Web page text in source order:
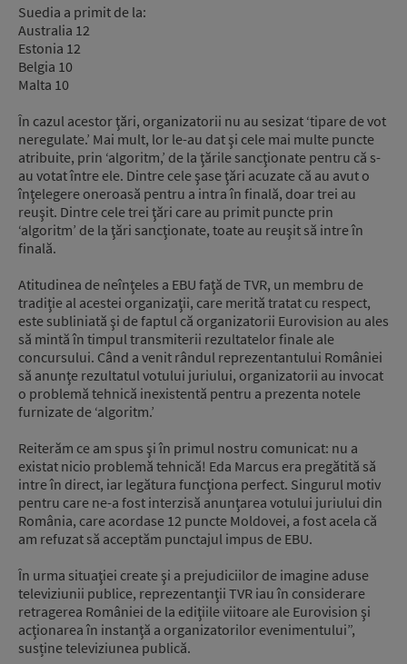
Suedia a primit de la:
Australia 12
Estonia 12
Belgia 10
Malta 10
În cazul acestor ţări, organizatorii nu au sesizat ‘tipare de vot
neregulate.’ Mai mult, lor le-au dat şi cele mai multe puncte
atribuite, prin ‘algoritm,’ de la ţările sancţionate pentru că s-
au votat între ele. Dintre cele şase ţări acuzate că au avut o
înţelegere oneroasă pentru a intra în finală, doar trei au
reuşit. Dintre cele trei ţări care au primit puncte prin
‘algoritm’ de la ţări sancţionate, toate au reuşit să intre în
finală.
Atitudinea de neînţeles a EBU faţă de TVR, un membru de
tradiţie al acestei organizaţii, care merită tratat cu respect,
este subliniată şi de faptul că organizatorii Eurovision au ales
să mintă în timpul transmiterii rezultatelor finale ale
concursului. Când a venit rândul reprezentantului României
să anunţe rezultatul votului juriului, organizatorii au invocat
o problemă tehnică inexistentă pentru a prezenta notele
furnizate de ‘algoritm.’
Reiterăm ce am spus şi în primul nostru comunicat: nu a
existat nicio problemă tehnică! Eda Marcus era pregătită să
intre în direct, iar legătura funcţiona perfect. Singurul motiv
pentru care ne-a fost interzisă anunţarea votului juriului din
România, care acordase 12 puncte Moldovei, a fost acela că
am refuzat să acceptăm punctajul impus de EBU.
În urma situaţiei create şi a prejudiciilor de imagine aduse
televiziunii publice, reprezentanţii TVR iau în considerare
retragerea României de la ediţiile viitoare ale Eurovision şi
acţionarea în instanţă a organizatorilor evenimentului”,
susține televiziunea publică.